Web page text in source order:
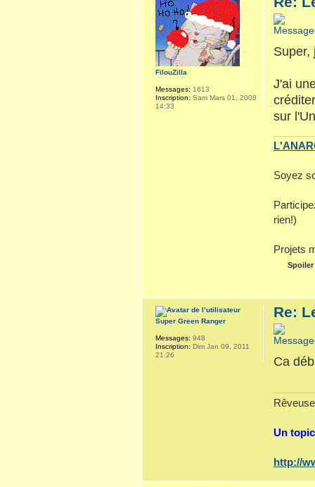
Super,
J'ai
sur
Soyez
rien!)
Projets
Spoiler
FilouZilla
Messages: 1613
Inscription: Sam Mars 01, 2008
14:33
Re:
Ca
Un
http://
Super Green Ranger
Messages: 948
Inscription: Dim Jan 09, 2011
21:26